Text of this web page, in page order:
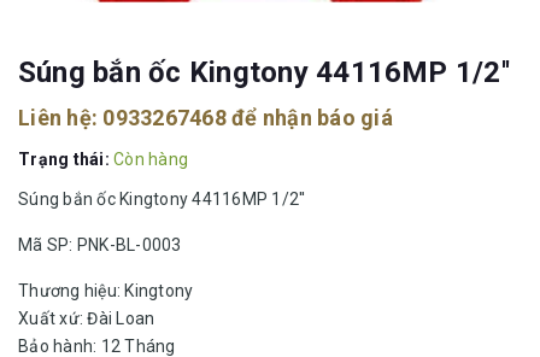
Súng bắn ốc Kingtony 44116MP 1/2''
Liên hệ: 0933267468để nhận báo giá
Trạng thái: Còn hàng
Súng bắn ốc Kingtony 44116MP 1/2''
Mã SP: PNK-BL-0003
Thương hiệu: Kingtony
Xuất xứ: Đài Loan
Bảo hành: 12 Tháng